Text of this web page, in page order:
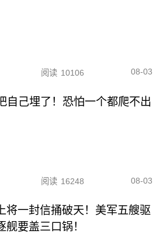
阅读 10106 08-03
自己埋了！恐怕一个都爬不出
阅读 16248 08-03
上将一封信捅破天！美军五艘驱
舰要盖三口锅！